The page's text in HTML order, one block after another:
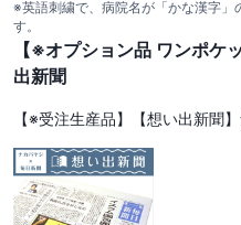
※英語刺繍で、病院名が「かな漢字」
す。
【※オプション品 ワンポケ
出新聞
【※受注生産品】【想い出新聞